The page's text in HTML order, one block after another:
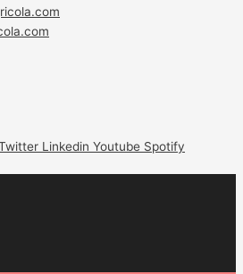
Linkedin Youtube Spotify